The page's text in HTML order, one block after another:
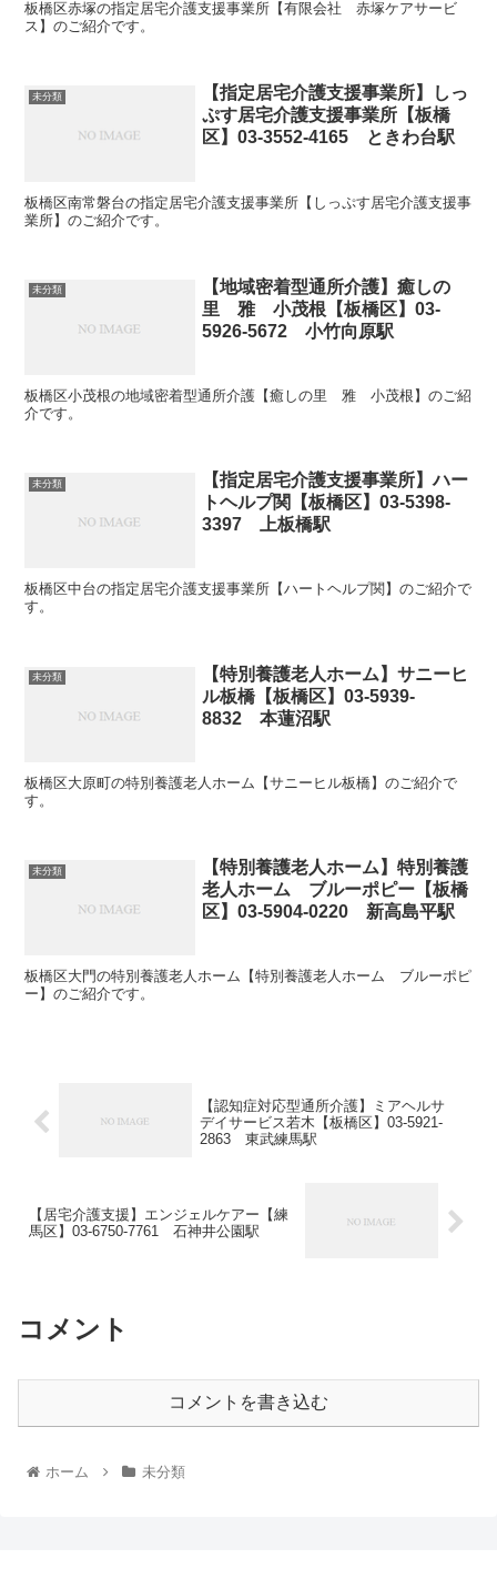
板橋区赤塚の指定居宅介護支援事業所【有限会社 赤塚ケアサービ
ス】のご紹介です。
未分類
【指定居宅介護支援事業所】しっ
ぷす居宅介護支援事業所【板橋
区】03-3552-4165 ときわ台駅
板橋区南常磐台の指定居宅介護支援事業所【しっぷす居宅介護支援事
業所】のご紹介です。
未分類
【地域密着型通所介護】癒しの
里 雅 小茂根【板橋区】03-
5926-5672 小竹向原駅
板橋区小茂根の地域密着型通所介護【癒しの里 雅 小茂根】のご紹
介です。
未分類
【指定居宅介護支援事業所】ハー
トヘルプ関【板橋区】03-5398-
3397 上板橋駅
板橋区中台の指定居宅介護支援事業所【ハートヘルプ関】のご紹介で
す。
未分類
【特別養護老人ホーム】サニーヒ
ル板橋【板橋区】03-5939-
8832 本蓮沼駅
板橋区大原町の特別養護老人ホーム【サニーヒル板橋】のご紹介で
す。
未分類
【特別養護老人ホーム】特別養護
老人ホーム ブルーポピー【板橋
区】03-5904-0220 新高島平駅
板橋区大門の特別養護老人ホーム【特別養護老人ホーム ブルーポピ
ー】のご紹介です。
【認知症対応型通所介護】ミアヘルサ
デイサービス若木【板橋区】03-5921-
2863 東武練馬駅
【居宅介護支援】エンジェルケアー【練
馬区】03-6750-7761 石神井公園駅
コメント
コメントを書き込む
ホーム 未分類